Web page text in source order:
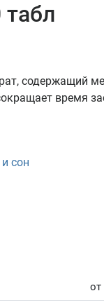
содержащий
время
сон
от